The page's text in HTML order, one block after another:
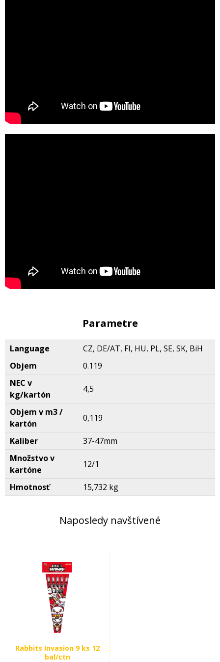
Parametre
Language
CZ, DE/AT, FI, HU, PL, SE, SK, BiH
Objem
0.119
NEC v
kg/kartón
4,5
Objem v m3 /
kartón
0,119
Kaliber
37-47mm
Množstvo v
kartóne
12/1
Hmotnosť 15,732 kg
Naposledy navštívené
Rabbits Invasion 9 ks 12
bal/ctn